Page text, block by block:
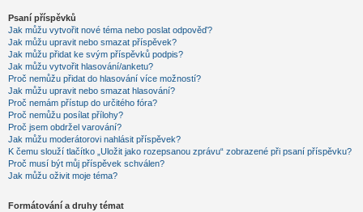
Psaní příspěvků
Jak můžu vytvořit nové téma nebo poslat odpověď?
Jak můžu upravit nebo smazat příspěvek?
Jak můžu přidat ke svým příspěvků podpis?
Jak můžu vytvořit hlasování/anketu?
Proč nemůžu přidat do hlasování více možností?
Jak můžu upravit nebo smazat hlasování?
Proč nemám přístup do určitého fóra?
Proč nemůžu posílat přílohy?
Proč jsem obdržel varování?
Jak můžu moderátorovi nahlásit příspěvek?
K čemu slouží tlačítko „Uložit jako rozepsanou zprávu“ zobrazené při psaní příspěvku?
Proč musí být můj příspěvek schválen?
Jak můžu oživit moje téma?
Formátování a druhy témat